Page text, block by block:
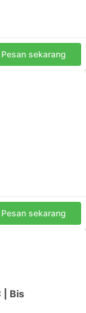
Pesan sekarang
Pesan sekarang
| Bis